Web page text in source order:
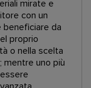
mirate e
con un
da
proprio
o nella scelta
mentre uno più